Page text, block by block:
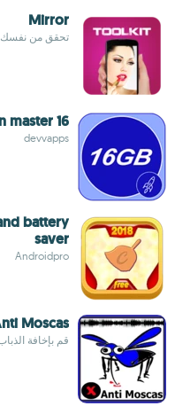
Mirror
تحقق من نفسك
16 Go Du ram booster clean master
devvapps
battery
saver
Androidpro
Moscas
قم بإخافة